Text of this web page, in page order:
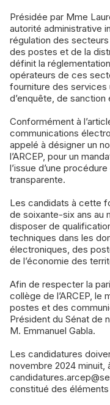
Présidée par Mme
autorité administrative
régulation des
des postes et de la
définit la
opérateurs de ces
fourniture des
d’enquête, de
Conformément à
communications
appelé à désigner un
l’ARCEP, pour un
l’issue d’une
transparente.
Les candidats à cette
de soixante-six ans au
disposer de
techniques dans les
électroniques, des
de l’économie des
Afin de respecter la
collège de l’ARCEP, le
postes et des
Président du Sénat de
M. Emmanuel Gabla.
Les candidatures
novembre 2024 minuit,
constitué des éléments